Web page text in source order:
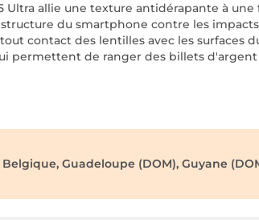
Ultra allie une texture antidérapante à
du smartphone contre les impacts
contact des lentilles avec les surfaces
permettent de ranger des billets
Guadeloupe (DOM), Guyane